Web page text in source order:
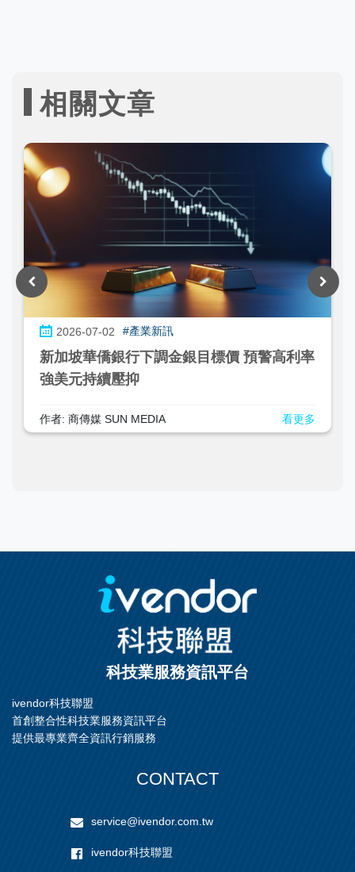
相關文章
2026-04-07 #產業新訊
Anthropic 多事之秋：程式碼外洩、盜竊疑
雲與戰略佈局並行
作者: 商傳媒 SUN MEDIA 看更多
科技業服務資訊平台
ivendor科技聯盟
首創整合性科技業服務資訊平台
提供最專業齊全資訊行銷服務
CONTACT
service@ivendor.com.tw
ivendor科技聯盟